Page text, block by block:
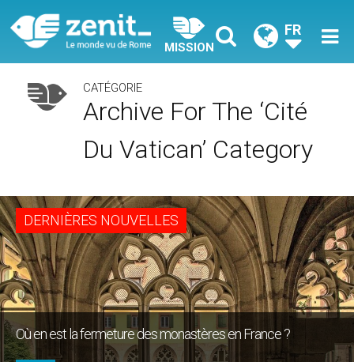
MISSION
FR
CATÉGORIE
Archive For The ‘Cité
Du Vatican’ Category
DERNIÈRES NOUVELLES
Où en est la fermeture des monastères en France ?